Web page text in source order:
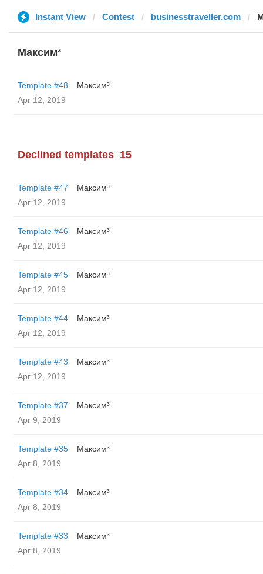
Instant View Contest businesstraveller.com
Максим³
Template #48
Максим³
Apr 12, 2019
Declined templates 15
Template #47
Максим³
Apr 12, 2019
Template #46
Максим³
Apr 12, 2019
Template #45
Максим³
Apr 12, 2019
Template #44
Максим³
Apr 12, 2019
Template #43
Максим³
Apr 12, 2019
Template #37
Максим³
Apr 9, 2019
Template #35
Максим³
Apr 8, 2019
Template #34
Максим³
Apr 8, 2019
Template #33
Максим³
Apr 8, 2019